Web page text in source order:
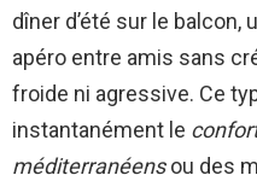
dîner d’été sur le balcon,
apéro entre amis sans
froide ni agressive. Ce
instantanément le
méditerranéensou des